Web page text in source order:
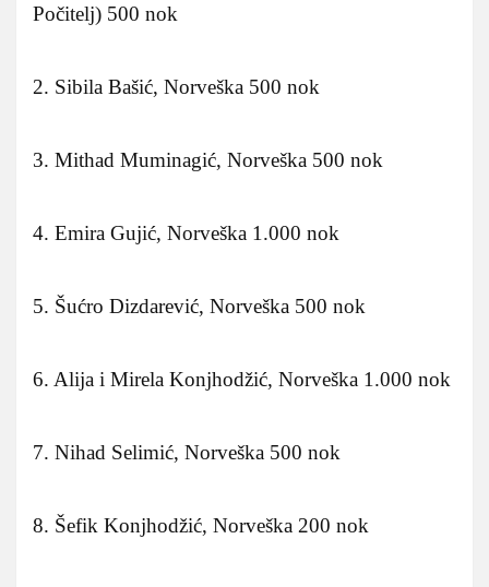
Počitelj) 500 nok
2. Sibila Bašić, Norveška 500 nok
3. Mithad Muminagić, Norveška 500 nok
4. Emira Gujić, Norveška 1.000 nok
5. Šućro Dizdarević, Norveška 500 nok
6. Alija i Mirela Konjhodžić, Norveška 1.000 nok
7. Nihad Selimić, Norveška 500 nok
8. Šefik Konjhodžić, Norveška 200 nok